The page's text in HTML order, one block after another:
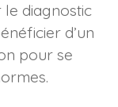
le diagnostic
d’un
pour se